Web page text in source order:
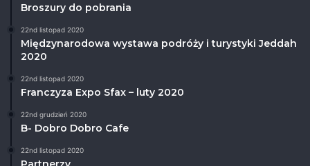
Broszury do pobrania
22nd listopad 2020
Międzynarodowa wystawa podróży i turystyki Jeddah
2020
22nd listopad 2020
Franczyza Expo Sfax – luty 2020
22nd grudzień 2020
B- Dobro Dobro Cafe
22nd listopad 2020